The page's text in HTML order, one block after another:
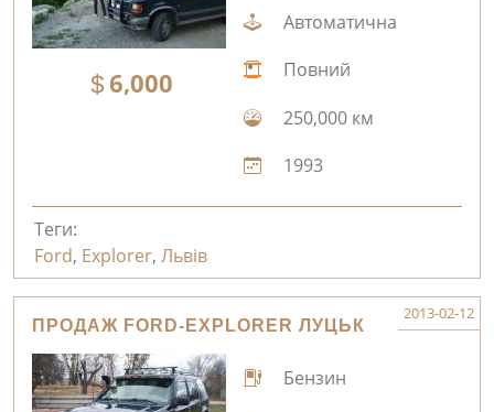
6,000
Автоматична
Повний
250,000 км
1993
Теги:
Ford, Explorer, Львів
ПРОДАЖ FORD-EXPLORER ЛУЦЬК
2013-02-12
Бензин